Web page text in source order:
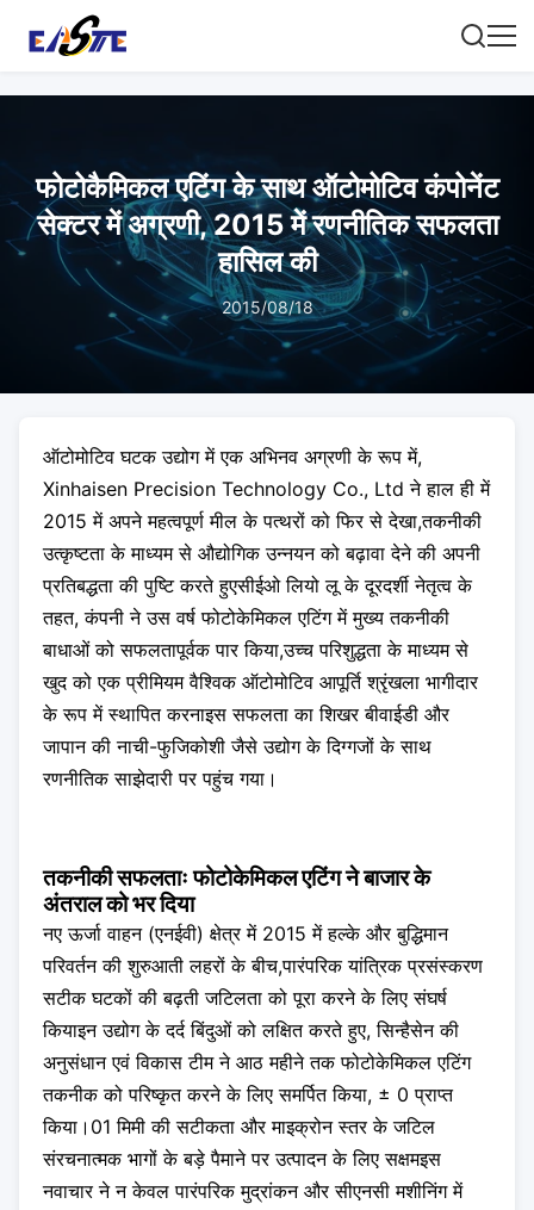
फोटोकैमिकल एटिंग के साथ ऑटोमोटिव कंपोनेंट
सेक्टर में अग्रणी, 2015 में रणनीतिक सफलता
हासिल की
2015/08/18
ऑटोमोटिव घटक उद्योग में एक अभिनव अग्रणी के रूप में,
Xinhaisen Precision Technology Co., Ltd ने हाल ही में
2015 में अपने महत्वपूर्ण मील के पत्थरों को फिर से देखा,तकनीकी
उत्कृष्टता के माध्यम से औद्योगिक उन्नयन को बढ़ावा देने की अपनी
प्रतिबद्धता की पुष्टि करते हुएसीईओ लियो लू के दूरदर्शी नेतृत्व के
तहत, कंपनी ने उस वर्ष फोटोकेमिकल एटिंग में मुख्य तकनीकी
बाधाओं को सफलतापूर्वक पार किया,उच्च परिशुद्धता के माध्यम से
खुद को एक प्रीमियम वैश्विक ऑटोमोटिव आपूर्ति श्रृंखला भागीदार
के रूप में स्थापित करनाइस सफलता का शिखर बीवाईडी और
जापान की नाची-फुजिकोशी जैसे उद्योग के दिग्गजों के साथ
रणनीतिक साझेदारी पर पहुंच गया।
तकनीकी सफलताः फोटोकेमिकल एटिंग ने बाजार के
अंतराल को भर दिया
नए ऊर्जा वाहन (एनईवी) क्षेत्र में 2015 में हल्के और बुद्धिमान
परिवर्तन की शुरुआती लहरों के बीच,पारंपरिक यांत्रिक प्रसंस्करण
सटीक घटकों की बढ़ती जटिलता को पूरा करने के लिए संघर्ष
कियाइन उद्योग के दर्द बिंदुओं को लक्षित करते हुए, सिन्हैसेन की
अनुसंधान एवं विकास टीम ने आठ महीने तक फोटोकेमिकल एटिंग
तकनीक को परिष्कृत करने के लिए समर्पित किया, ± 0 प्राप्त
किया।01 मिमी की सटीकता और माइक्रोन स्तर के जटिल
संरचनात्मक भागों के बड़े पैमाने पर उत्पादन के लिए सक्षमइस
नवाचार ने न केवल पारंपरिक मुद्रांकन और सीएनसी मशीनिंग में